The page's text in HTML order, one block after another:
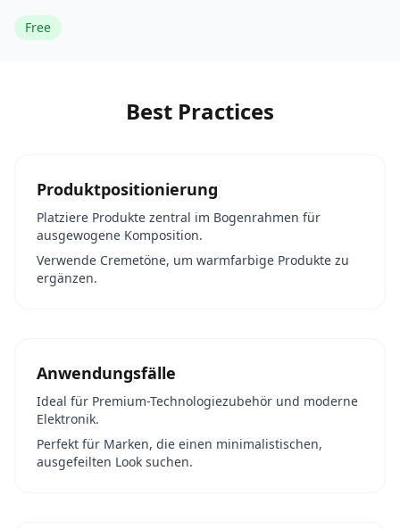
Free
Best Practices
Produktpositionierung
Platziere Produkte zentral im Bogenrahmen für
ausgewogene Komposition.
Verwende Cremetöne, um warmfarbige Produkte zu
ergänzen.
Anwendungsfälle
Ideal für Premium-Technologiezubehör und moderne
Elektronik.
Perfekt für Marken, die einen minimalistischen,
ausgefeilten Look suchen.